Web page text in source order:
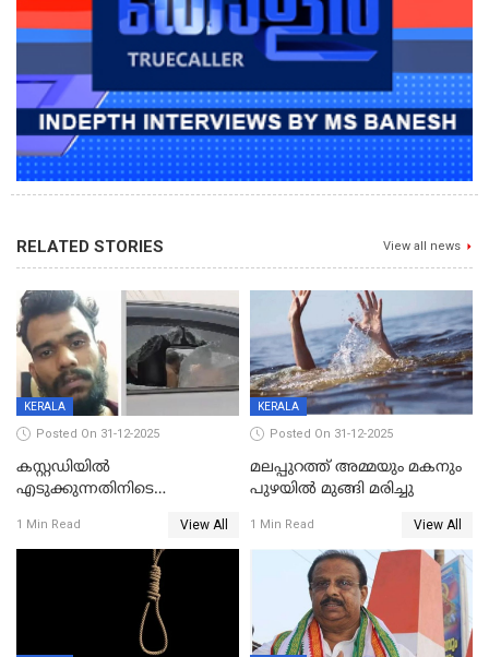
RELATED STORIES View all news
KERALA
Posted On 31-12-2025
കസ്റ്റഡിയിൽ
എടുക്കുന്നതിനിടെ
വധശ്രമക്കേസ് പ്രതി പിടിയിൽ
1 Min Read View All
KERALA
Posted On 31-12-2025
മലപ്പുറത്ത് അമ്മയും മകനും
പുഴയിൽ മുങ്ങി മരിച്ചു
1 Min Read View All